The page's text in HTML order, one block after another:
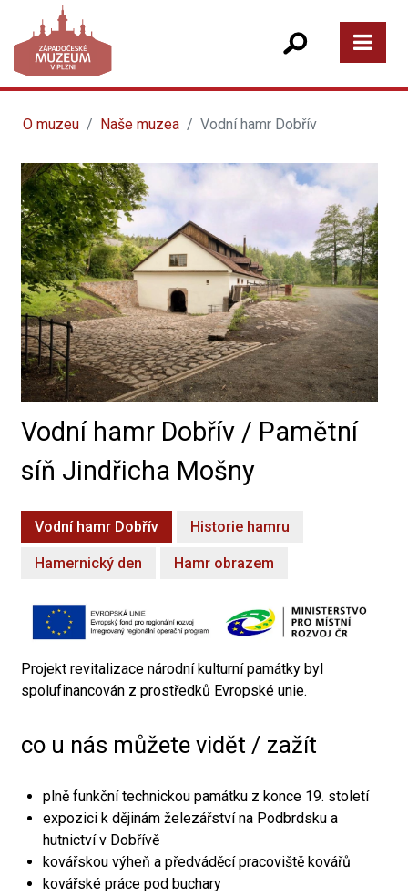
O muzeu Naše muzea Vodní hamr Dobřív
Vodní hamr Dobřív / Pamětní
síň Jindřicha Mošny
Vodní hamr Dobřív Historie hamru
Hamernický den Hamr obrazem
Projekt revitalizace národní kulturní památky byl
spolufinancován z prostředků Evropské unie.
co u nás můžete vidět / zažít
plně funkční technickou památku z konce 19. století
expozici k dějinám železářství na Podbrdsku a
hutnictví v Dobřívě
kovářskou výheň a předváděcí pracoviště kovářů
kovářské práce pod buchary